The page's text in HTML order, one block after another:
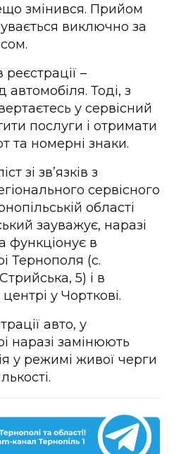
змінився. Прийом
виключно за
–
Тоді, з
у сервісний
послуги і отримати
та номерні знаки.
зі зв’язків з
сервісного
області
зауважує, наразі
функціонує в
Тернополя (с.
5) і в
у Чорткові.
авто, у
наразі замінюють
у режимі живої черги